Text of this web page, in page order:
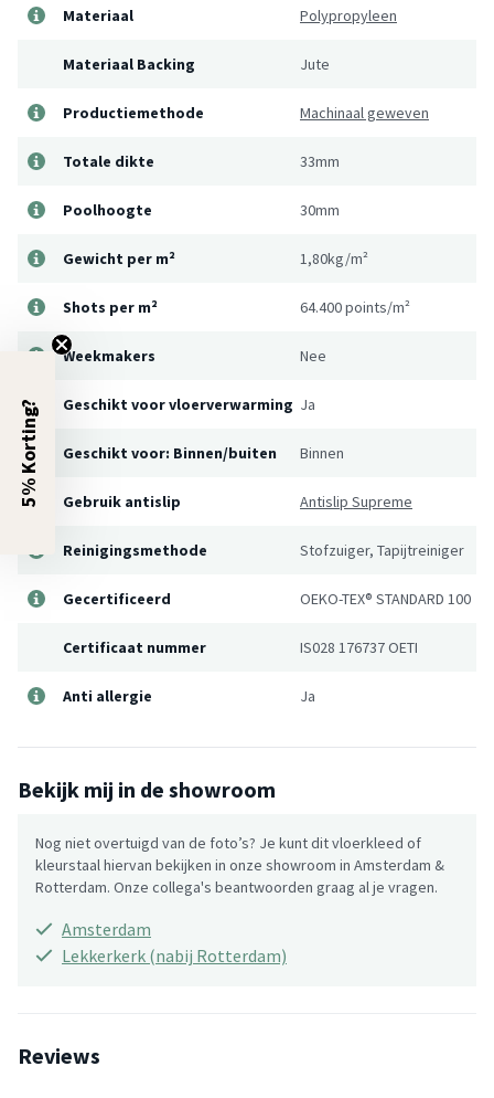
Materiaal Polypropyleen
Materiaal Backing Jute
Productiemethode Machinaal geweven
Totale dikte 33mm
Poolhoogte 30mm
Gewicht per m² 1,80kg/m²
Shots per m² 64.400 points/m²
Weekmakers Nee
Geschikt voor vloerverwarming Ja
Geschikt voor: Binnen/buiten Binnen
Gebruik antislip Antislip Supreme
Reinigingsmethode Stofzuiger, Tapijtreiniger
Gecertificeerd OEKO-TEX® STANDARD 100
Certificaat nummer IS028 176737 OETI
Anti allergie Ja
Bekijk mij in de showroom
Nog niet overtuigd van de foto’s? Je kunt dit vloerkleed of
kleurstaal hiervan bekijken in onze showroom in Amsterdam &
Rotterdam. Onze collega's beantwoorden graag al je vragen.
Amsterdam
Lekkerkerk (nabij Rotterdam)
Reviews
5% Korting?